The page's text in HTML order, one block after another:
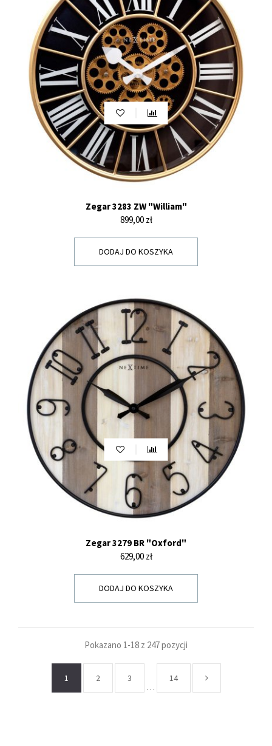
Zegar 3283 ZW "William"
Cena
899,00 zł
DODAJ DO KOSZYKA
Zegar 3279 BR "Oxford"
Cena
629,00 zł
DODAJ DO KOSZYKA
Pokazano 1-18 z 247 pozycji
1 2 3
…
14